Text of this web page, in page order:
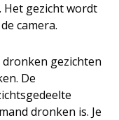
Het gezicht wordt
camera.
gezichten
De
dronken is. Je